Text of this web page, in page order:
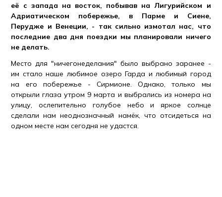
её с запада на восток, побывав на Лигурийском и
Адриатическом побережье, в Парме и Сиене,
Перудже и Венеции, - так сильно измотал нас, что
последние два дня поездки мы планировали ничего
не делать.
Место для "ничегонеделания" было выбрано заранее -
им стало наше любимое озеро Гарда и любимый город
на его побережье - Сирмионе. Однако, только мы
открыли глаза утром 9 марта и выбрались из номера на
улицу, ослепительно голубое небо и яркое солнце
сделали нам неоднозначный намёк, что отсидеться на
одном месте нам сегодня не удастся.